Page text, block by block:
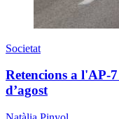
Societat
Retencions a l'AP-
d’agost